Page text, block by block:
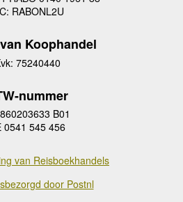
RABONL2U
Koophandel
75240440
nummer
B01
0541 545 456
van Reisboekhandels
door Postnl